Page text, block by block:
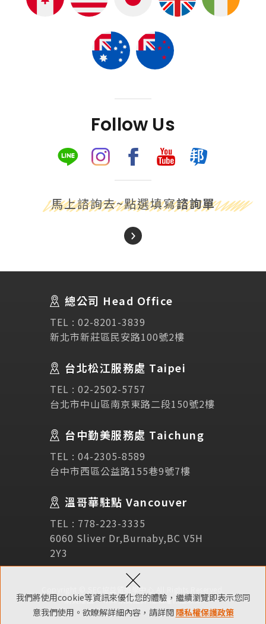
我們將使用cookie等資訊來優化您的體驗，繼續瀏覽即表示您同
意我們使用。欲瞭解詳細內容，請詳閱 隱私權保護政策
×
諮詢表單
立即諮詢
About Us 關於我們
講座活動
Testimonial 學生推薦
Links 相關連結
Follow Us
馬上諮詢去~點選填寫諮詢單
總公司 Head Office
TEL : 02-8201-3839
新北市新莊區民安路100號2樓
台北松江服務處 Taipei
TEL : 02-2502-5757
台北市中山區南京東路二段150號2樓
台中勤美服務處 Taichung
TEL : 04-2305-8589
台中市西區公益路155巷9號7樓
溫哥華駐點 Vancouver
TEL : 778-223-3335
6060 Sliver Dr,Burnaby,BC V5H
2Y3
Copyright © SEC協益留遊學中心 All Rights Reserved.
網頁維護 ：NSC網頁設計 隱私權保護政策